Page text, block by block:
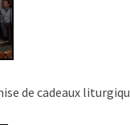
de cadeaux